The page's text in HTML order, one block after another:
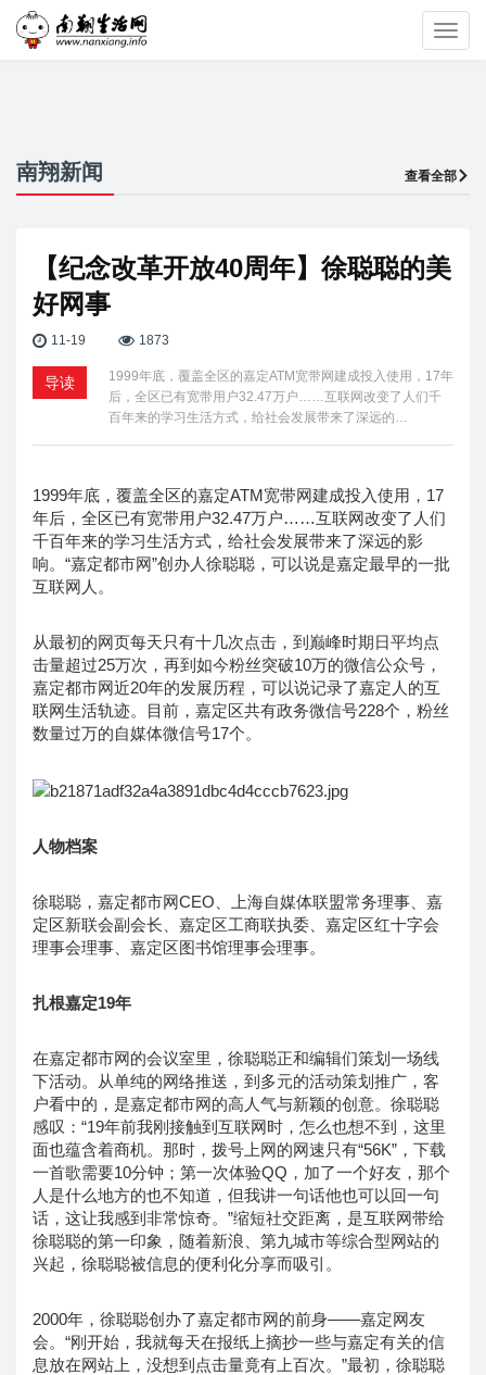
南翔新闻 查看全部
【纪念改革开放40周年】徐聪聪的美
好网事
11-19 1873
导读
1999年底，覆盖全区的嘉定ATM宽带网建成投入使用，17年
后，全区已有宽带用户32.47万户……互联网改变了人们千
百年来的学习生活方式，给社会发展带来了深远的…
1999年底，覆盖全区的嘉定ATM宽带网建成投入使用，17
年后，全区已有宽带用户32.47万户……互联网改变了人们
千百年来的学习生活方式，给社会发展带来了深远的影
响。“嘉定都市网”创办人徐聪聪，可以说是嘉定最早的一批
互联网人。
从最初的网页每天只有十几次点击，到巅峰时期日平均点
击量超过25万次，再到如今粉丝突破10万的微信公众号，
嘉定都市网近20年的发展历程，可以说记录了嘉定人的互
联网生活轨迹。目前，嘉定区共有政务微信号228个，粉丝
数量过万的自媒体微信号17个。
人物档案
徐聪聪，嘉定都市网CEO、上海自媒体联盟常务理事、嘉
定区新联会副会长、嘉定区工商联执委、嘉定区红十字会
理事会理事、嘉定区图书馆理事会理事。
扎根嘉定19年
在嘉定都市网的会议室里，徐聪聪正和编辑们策划一场线
下活动。从单纯的网络推送，到多元的活动策划推广，客
户看中的，是嘉定都市网的高人气与新颖的创意。徐聪聪
感叹：“19年前我刚接触到互联网时，怎么也想不到，这里
面也蕴含着商机。那时，拨号上网的网速只有“56K”，下载
一首歌需要10分钟；第一次体验QQ，加了一个好友，那个
人是什么地方的也不知道，但我讲一句话他也可以回一句
话，这让我感到非常惊奇。”缩短社交距离，是互联网带给
徐聪聪的第一印象，随着新浪、第九城市等综合型网站的
兴起，徐聪聪被信息的便利化分享而吸引。
2000年，徐聪聪创办了嘉定都市网的前身——嘉定网友
会。“刚开始，我就每天在报纸上摘抄一些与嘉定有关的信
息放在网站上，没想到点击量竟有上百次。”最初，徐聪聪